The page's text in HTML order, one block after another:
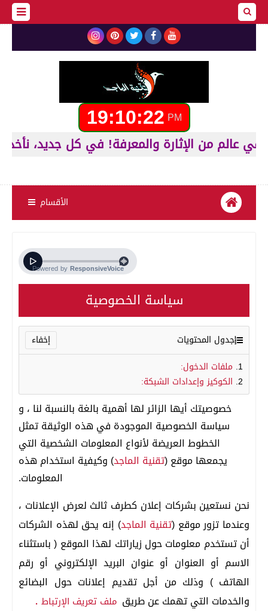
19:10:23 PM
الأقسام
سياسة الخصوصية
جدول المحتويات
ملفات الدخول:
الكوكيز وإعدادات الشبكة:
خصوصيتك أيها الزائر لها أهمية بالغة بالنسبة لنا ، و
سياسة الخصوصية الموجودة في هذه الوثيقة تمثل
الخطوط العريضة لأنواع المعلومات الشخصية التي
يجمعها موقع (تقنية الماجد) وكيفية استخدام هذه
المعلومات.
نحن نستعين بشركات إعلان كطرف ثالث لعرض الإعلانات ،
وعندما تزور موقع (تقنية الماجد) إنه يحق لهذه الشركات
أن تستخدم معلومات حول زياراتك لهذا الموقع ( باستثناء
الاسم أو العنوان أو عنوان البريد الإلكتروني أو رقم
الهاتف ) وذلك من أجل تقديم إعلانات حول البضائع
والخدمات التي تهمك عن طريق ملف تعريف الإرتباط .